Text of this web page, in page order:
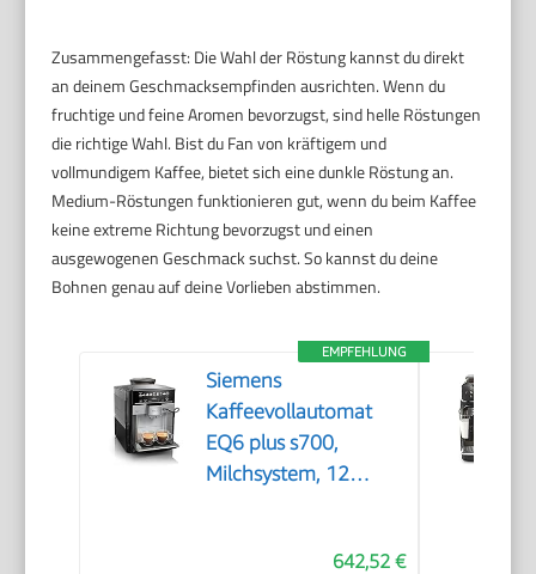
Zusammengefasst: Die Wahl der Röstung kannst du direkt
an deinem Geschmacksempfinden ausrichten. Wenn du
fruchtige und feine Aromen bevorzugst, sind helle Röstungen
die richtige Wahl. Bist du Fan von kräftigem und
vollmundigem Kaffee, bietet sich eine dunkle Röstung an.
Medium-Röstungen funktionieren gut, wenn du beim Kaffee
keine extreme Richtung bevorzugst und einen
ausgewogenen Geschmack suchst. So kannst du deine
Bohnen genau auf deine Vorlieben abstimmen.
EMPFEHLUNG
Siemens
Kaffeevollautomat
EQ6 plus s700,
Milchsystem, 12
642,52 €